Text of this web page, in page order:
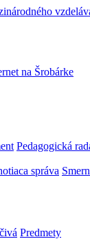
na Šrobárke
Pedagogická
správa
Predmety